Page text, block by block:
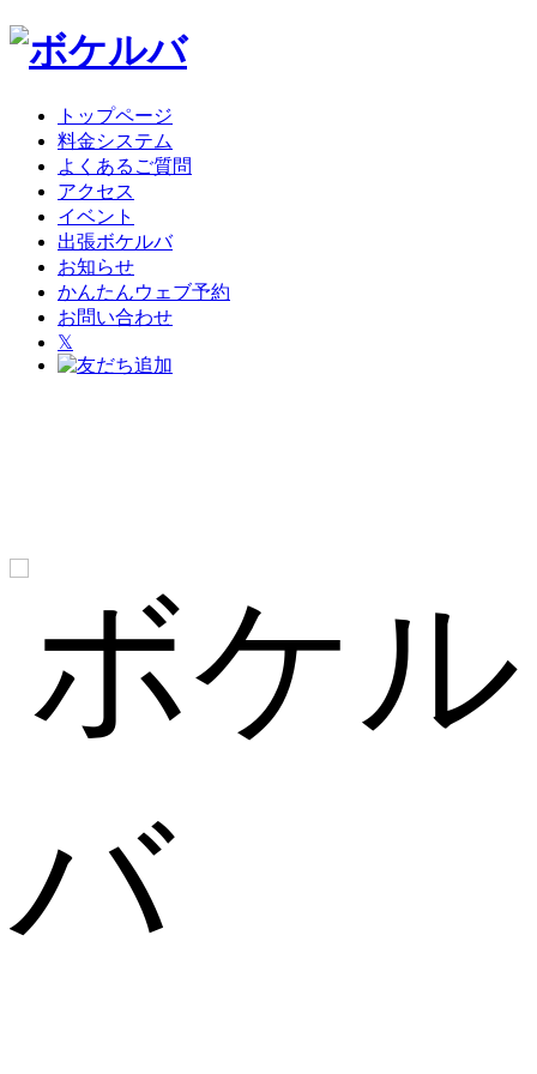
トップページ
料金システム
よくあるご質問
アクセス
イベント
出張ボケルバ
お知らせ
かんたんウェブ予約
お問い合わせ
𝕏